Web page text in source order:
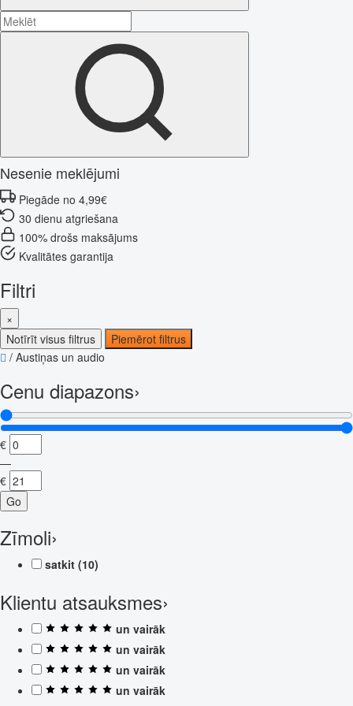
Nesenie meklējumi
Piegāde no 4,99€
30 dienu atgriešana
100% drošs maksājums
Kvalitātes garantija
Filtri
×
Notīrīt visus filtrus
Piemērot filtrus
/ Austiņas un audio
Cenu diapazons›
€
—
€
Go
Zīmoli›
satkit (10)
Klientu atsauksmes›
un vairāk
un vairāk
un vairāk
un vairāk